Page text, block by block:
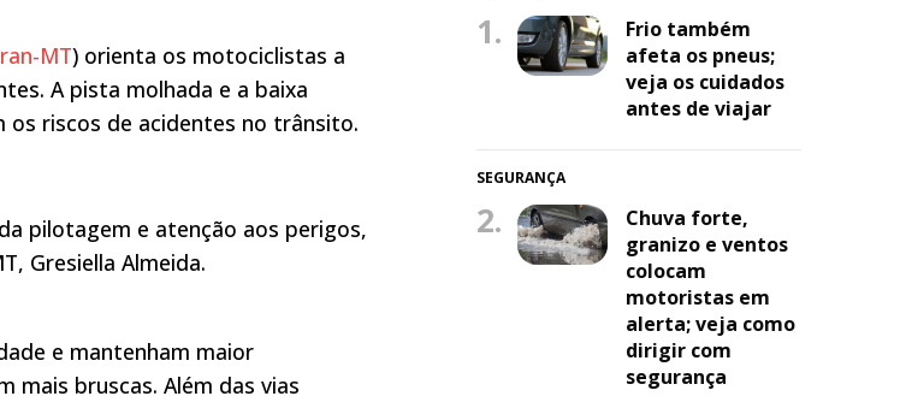
MT) orienta os motociclistas a
A pista molhada e a baixa
os riscos de acidentes no trânsito.
pilotagem e atenção aos perigos,
Gresiella Almeida.
e mantenham maior
mais bruscas. Além das vias
1.
Frio também
afeta os pneus;
veja os cuidados
antes de viajar
SEGURANÇA
2.
Chuva forte,
granizo e ventos
colocam
motoristas em
alerta; veja como
dirigir com
segurança